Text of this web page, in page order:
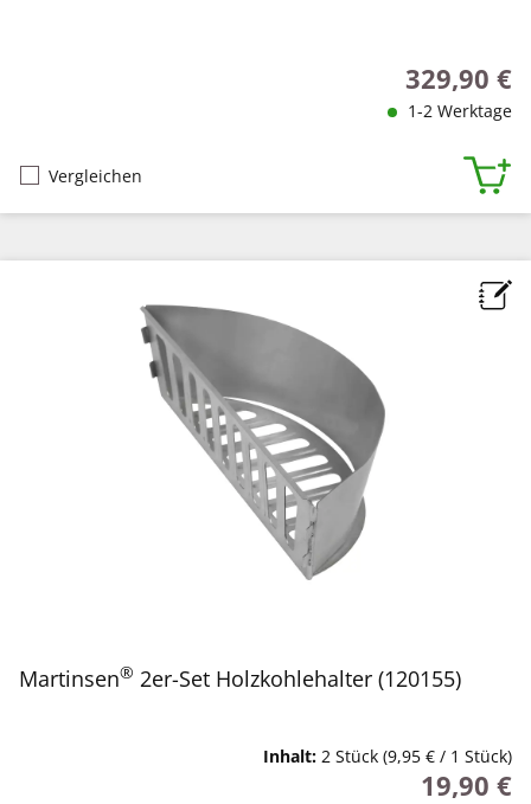
Regulärer
329,90 €
1-2 Werktage
Vergleichen
Martinsen® 2er-Set Holzkohlehalter (120155)
Inhalt: 2 Stück (9,95 € / 1 Stück)
Regulärer
19,90 €